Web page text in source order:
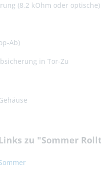
(8,2 kOhm oder optische)
Ab)
in Tor-Zu
zu "Sommer